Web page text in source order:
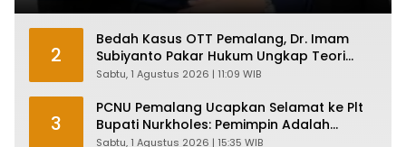
2
Bedah Kasus OTT Pemalang, Dr. Imam
Subiyanto Pakar Hukum Ungkap Teori
Penyertaan KPK
Sabtu, 1 Agustus 2026 | 11:09 WIB
3
PCNU Pemalang Ucapkan Selamat ke Plt
Bupati Nurkholes: Pemimpin Adalah
Pelayan Rakyat!
Sabtu, 1 Agustus 2026 | 15:35 WIB